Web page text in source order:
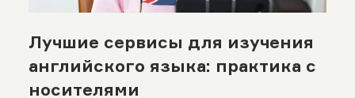
Лучшие сервисы для изучения
английского языка: практика с
носителями